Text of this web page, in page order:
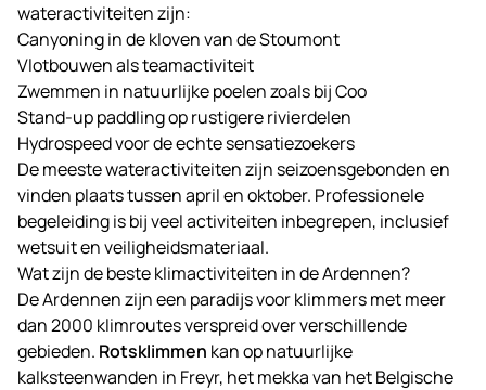
wateractiviteiten zijn:
Canyoning in de kloven van de Stoumont
Vlotbouwen als teamactiviteit
Zwemmen in natuurlijke poelen zoals bij Coo
Stand-up paddling op rustigere rivierdelen
Hydrospeed voor de echte sensatiezoekers
De meeste wateractiviteiten zijn seizoensgebonden en
vinden plaats tussen april en oktober. Professionele
begeleiding is bij veel activiteiten inbegrepen, inclusief
wetsuit en veiligheidsmateriaal.
Wat zijn de beste klimactiviteiten in de Ardennen?
De Ardennen zijn een paradijs voor klimmers met meer
dan 2000 klimroutes verspreid over verschillende
gebieden. Rotsklimmen kan op natuurlijke
kalksteenwanden in Freyr, het mekka van het Belgische